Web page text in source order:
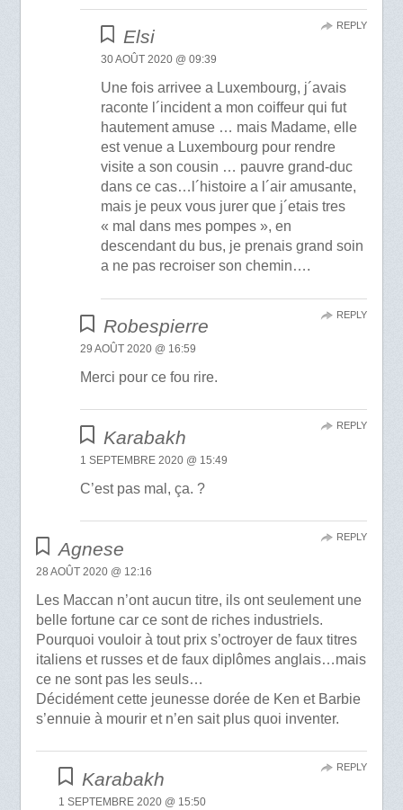
Elsi
30 AOÛT 2020 @ 09:39
Une fois arrivee a Luxembourg, j´avais
raconte l´incident a mon coiffeur qui fut
hautement amuse … mais Madame, elle
est venue a Luxembourg pour rendre
visite a son cousin … pauvre grand-duc
dans ce cas…l´histoire a l´air amusante,
mais je peux vous jurer que j´etais tres
« mal dans mes pompes », en
descendant du bus, je prenais grand soin
a ne pas recroiser son chemin….
REPLY
Robespierre
29 AOÛT 2020 @ 16:59
Merci pour ce fou rire.
REPLY
Karabakh
1 SEPTEMBRE 2020 @ 15:49
C’est pas mal, ça. ?
REPLY
Agnese
28 AOÛT 2020 @ 12:16
Les Maccan n’ont aucun titre, ils ont seulement une
belle fortune car ce sont de riches industriels.
Pourquoi vouloir à tout prix s’octroyer de faux titres
italiens et russes et de faux diplômes anglais…mais
ce ne sont pas les seuls…
Décidément cette jeunesse dorée de Ken et Barbie
s’ennuie à mourir et n’en sait plus quoi inventer.
REPLY
Karabakh
1 SEPTEMBRE 2020 @ 15:50
REPLY